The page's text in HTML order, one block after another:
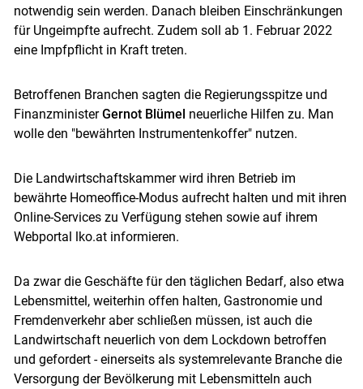
Skip to main content
notwendig sein werden. Danach bleiben Einschränkungen
für Ungeimpfte aufrecht. Zudem soll ab 1. Februar 2022
eine Impfpflicht in Kraft treten.
Betroffenen Branchen sagten die Regierungsspitze und
FinanzministerGernot Blümel neuerliche Hilfen zu. Man
wolle den "bewährten Instrumentenkoffer" nutzen.
Die Landwirtschaftskammer wird ihren Betrieb im
bewährte Homeoffice-Modus aufrecht halten und mit ihren
Online-Services zu Verfügung stehen sowie auf ihrem
Webportal lko.at informieren.
Da zwar die Geschäfte für den täglichen Bedarf, also etwa
Lebensmittel, weiterhin offen halten, Gastronomie und
Fremdenverkehr aber schließen müssen, ist auch die
Landwirtschaft neuerlich von dem Lockdown betroffen
und gefordert - einerseits als systemrelevante Branche die
Versorgung der Bevölkerung mit Lebensmitteln auch